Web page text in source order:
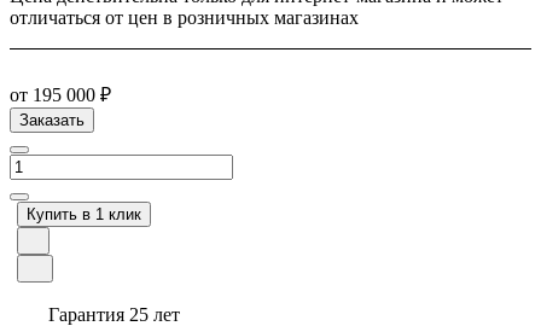
отличаться от цен в розничных магазинах
от 195 000 ₽
Заказать
Купить в 1 клик
Гарантия 25 лет